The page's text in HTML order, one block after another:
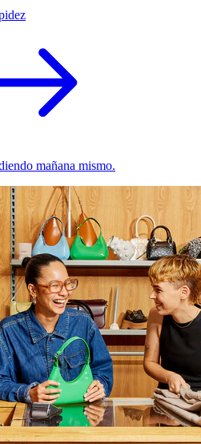
mañana mismo.